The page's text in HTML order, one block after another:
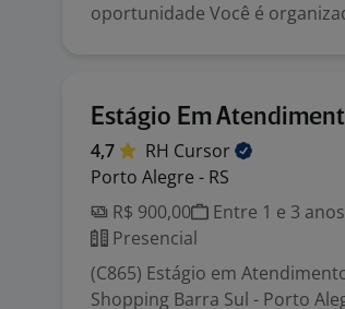
oportunidade Você é
Estágio Em
4,7 RH Cursor
Porto Alegre - RS
R$ 900,00
Entre 1 e 3 anos
Presencial
(C865) Estágio em
Shopping Barra Sul - Porto